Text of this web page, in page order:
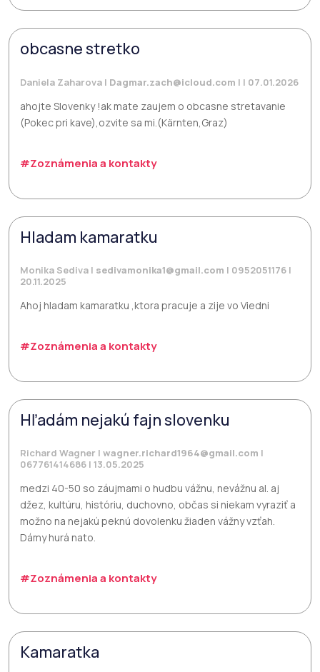
obcasne stretko
Daniela Zaharova | Dagmar.zach@icloud.com | | 07.01.2026
ahojte Slovenky !ak mate zaujem o obcasne stretavanie
(Pokec pri kave),ozvite sa mi.(Kärnten,Graz)
#Zoznámenia a kontakty
Hladam kamaratku
Monika Sediva | sedivamonika1@gmail.com | 0952051176 |
20.11.2025
Ahoj hladam kamaratku ,ktora pracuje a zije vo Viedni
#Zoznámenia a kontakty
Hľadám nejakú fajn slovenku
Richard Wagner | wagner.richard1964@gmail.com |
067761414686 | 13.05.2025
medzi 40-50 so záujmami o hudbu vážnu, nevážnu al. aj
džez, kultúru, históriu, duchovno, občas si niekam vyraziť a
možno na nejakú peknú dovolenku žiaden vážny vzťah.
Dámy hurá nato.
#Zoznámenia a kontakty
Kamaratka